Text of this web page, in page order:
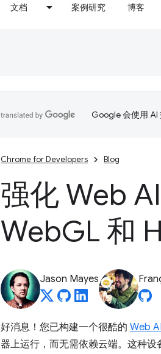
文档 案例研究 博客
Google 会使用 AI
Chrome for Developers Blog
强化 Web
WebGL 和
Jason Mayes
好消息！您已构建一个很酷的 Web
器上运行，而无需依赖云端。这种设